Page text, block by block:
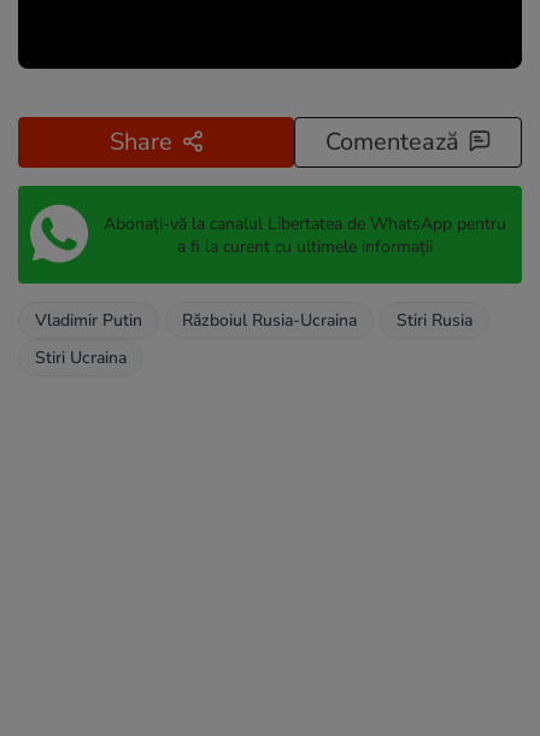
Share Comentează
Abonați-vă la canalul Libertatea de WhatsApp pentru
a fi la curent cu ultimele informații
Vladimir Putin Războiul Rusia-Ucraina
Stiri Rusia
Stiri Ucraina